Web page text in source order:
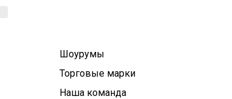
Шоурумы
Торговые марки
Наша команда